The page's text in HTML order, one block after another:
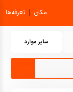
مکان | تعرفه‌ها
سایر موارد